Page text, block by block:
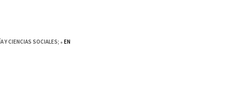
Y CIENCIAS SOCIALES;
EN